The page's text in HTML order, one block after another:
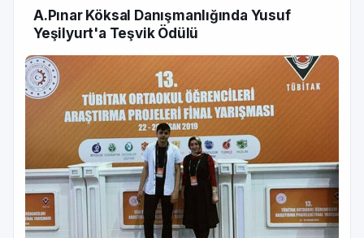
A.Pınar Köksal Danışmanlığında Yusuf
Yeşilyurt'a Teşvik Ödülü